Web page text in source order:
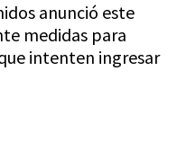
anunció este
medidas para
intenten ingresar